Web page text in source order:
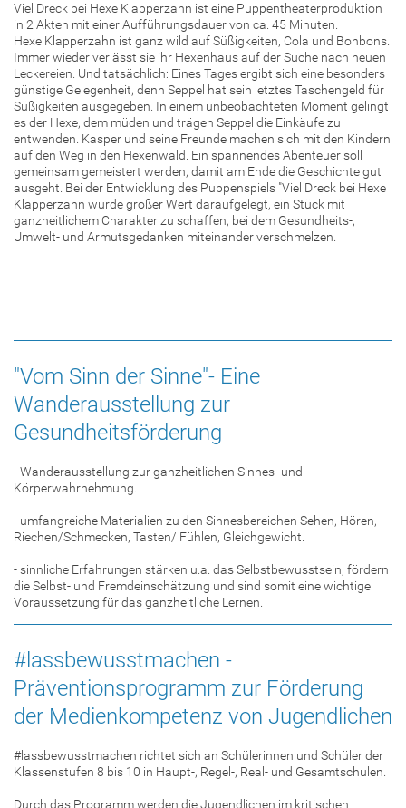
Viel Dreck bei Hexe Klapperzahn ist eine Puppentheaterproduktion
in 2 Akten mit einer Aufführungsdauer von ca. 45 Minuten.
Hexe Klapperzahn ist ganz wild auf Süßigkeiten, Cola und Bonbons.
Immer wieder verlässt sie ihr Hexenhaus auf der Suche nach neuen
Leckereien. Und tatsächlich: Eines Tages ergibt sich eine besonders
günstige Gelegenheit, denn Seppel hat sein letztes Taschengeld für
Süßigkeiten ausgegeben. In einem unbeobachteten Moment gelingt
es der Hexe, dem müden und trägen Seppel die Einkäufe zu
entwenden. Kasper und seine Freunde machen sich mit den Kindern
auf den Weg in den Hexenwald. Ein spannendes Abenteuer soll
gemeinsam gemeistert werden, damit am Ende die Geschichte gut
ausgeht. Bei der Entwicklung des Puppenspiels "Viel Dreck bei Hexe
Klapperzahn wurde großer Wert daraufgelegt, ein Stück mit
ganzheitlichem Charakter zu schaffen, bei dem Gesundheits-,
Umwelt- und Armutsgedanken miteinander verschmelzen.
"Vom Sinn der Sinne"- Eine
Wanderausstellung zur
Gesundheitsförderung
- Wanderausstellung zur ganzheitlichen Sinnes- und
Körperwahrnehmung.
- umfangreiche Materialien zu den Sinnesbereichen Sehen, Hören,
Riechen/Schmecken, Tasten/ Fühlen, Gleichgewicht.
- sinnliche Erfahrungen stärken u.a. das Selbstbewusstsein, fördern
die Selbst- und Fremdeinschätzung und sind somit eine wichtige
Voraussetzung für das ganzheitliche Lernen.
#lassbewusstmachen -
Präventionsprogramm zur Förderung
der Medienkompetenz von Jugendlichen
#lassbewusstmachen richtet sich an Schülerinnen und Schüler der
Klassenstufen 8 bis 10 in Haupt-, Regel-, Real- und Gesamtschulen.
Durch das Programm werden die Jugendlichen im kritischen